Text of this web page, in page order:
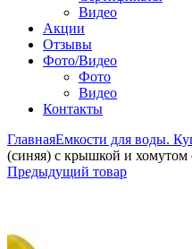
Видео
Акции
Отзывы
Фото/Видео
Фото
Видео
Контакты
ГлавнаяЕмкости для воды.
(синяя) с крышкой и хомутом
Предыдущий товар